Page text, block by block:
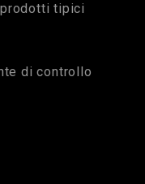
tipici
di controllo